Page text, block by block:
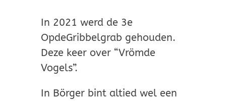
In 2021 werd de 3e
OpdeGribbelgrab gehouden.
Deze keer over “Vrömde
Vogels”.
In Börger bint altied wel een